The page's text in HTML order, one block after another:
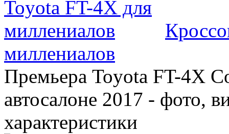
миллениалов
Премьера Toyota FT-4X
автосалоне 2017 - фото,
характеристики